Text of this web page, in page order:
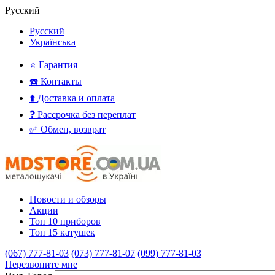
Русский
Русский
Українська
⭐ Гарантия
☎️ Контакты
⬆️ Доставка и оплата
❓ Рассрочка без переплат
✅ Обмен, возврат
Новости и обзоры
Акции
Топ 10 приборов
Топ 15 катушек
(067) 777-81-03 (073) 777-81-07 (099) 777-81-03
Перезвоните мне